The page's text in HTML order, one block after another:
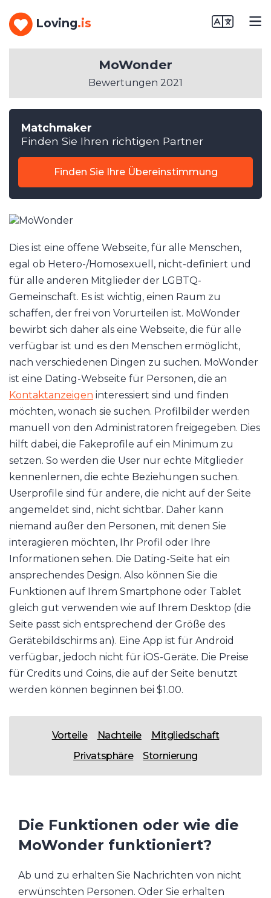
Loving.is
Matchmaker
Finden Sie Ihren richtigen Partner
Finden Sie Ihre Übereinstimmung
MoWonder
Bewertungen 2021
Dies ist eine offene Webseite, für alle Menschen,
egal ob Hetero-/Homosexuell, nicht-definiert und
für alle anderen Mitglieder der LGBTQ-
Gemeinschaft. Es ist wichtig, einen Raum zu
schaffen, der frei von Vorurteilen ist. MoWonder
bewirbt sich daher als eine Webseite, die für alle
verfügbar ist und es den Menschen ermöglicht,
nach verschiedenen Dingen zu suchen. MoWonder
ist eine Dating-Webseite für Personen, die an
Kontaktanzeigen interessiert sind und finden
möchten, wonach sie suchen. Profilbilder werden
manuell von den Administratoren freigegeben. Dies
hilft dabei, die Fakeprofile auf ein Minimum zu
setzen. So werden die User nur echte Mitglieder
kennenlernen, die echte Beziehungen suchen.
Userprofile sind für andere, die nicht auf der Seite
angemeldet sind, nicht sichtbar. Daher kann
niemand außer den Personen, mit denen Sie
interagieren möchten, Ihr Profil oder Ihre
Informationen sehen. Die Dating-Seite hat ein
ansprechendes Design. Also können Sie die
Funktionen auf Ihrem Smartphone oder Tablet
gleich gut verwenden wie auf Ihrem Desktop (die
Seite passt sich entsprechend der Größe des
Gerätebildschirms an). Eine App ist für Android
verfügbar, jedoch nicht für iOS-Geräte. Die Preise
für Credits und Coins, die auf der Seite benutzt
werden können beginnen bei $1.00.
Vorteile Nachteile
Mitgliedschaft
Privatsphäre
Stornierung
Die Funktionen oder wie die
MoWonder funktioniert?
Ab und zu erhalten Sie Nachrichten von nicht
erwünschten Personen. Oder Sie erhalten